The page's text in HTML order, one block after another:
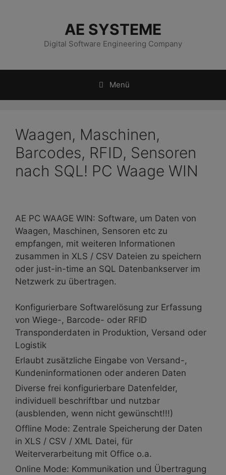
AE SYSTEME
Digital Software Engineering Company
Menü
Waagen, Maschinen,
Barcodes, RFID, Sensoren
nach SQL! PC Waage WIN
AE PC WAAGE WIN: Software, um Daten von
Waagen, Maschinen, Sensoren etc zu
empfangen, mit weiteren Informationen
zusammen in XLS / CSV Dateien zu speichern
oder just-in-time an SQL Datenbankserver im
Netzwerk zu übertragen.
Konfigurierbare Softwarelösung zur Erfassung
von Wiege-, Barcode- oder RFID
Transponderdaten in Produktion, Versand oder
Logistik
Erlaubt zusätzliche Eingabe von Versand-,
Kundeninformationen oder anderen Daten
Diverse frei konfigurierbare Datenfelder,
individuell beschriftbar und nutzbar
(ausblenden, wenn nicht gewünscht!!!)
Offline Mode: Zentrale Speicherung der Daten
in XLS / CSV / XML Datei, für
Weiterverarbeitung mit Office o.a.
Online Mode: Kommunikation und Übertragung